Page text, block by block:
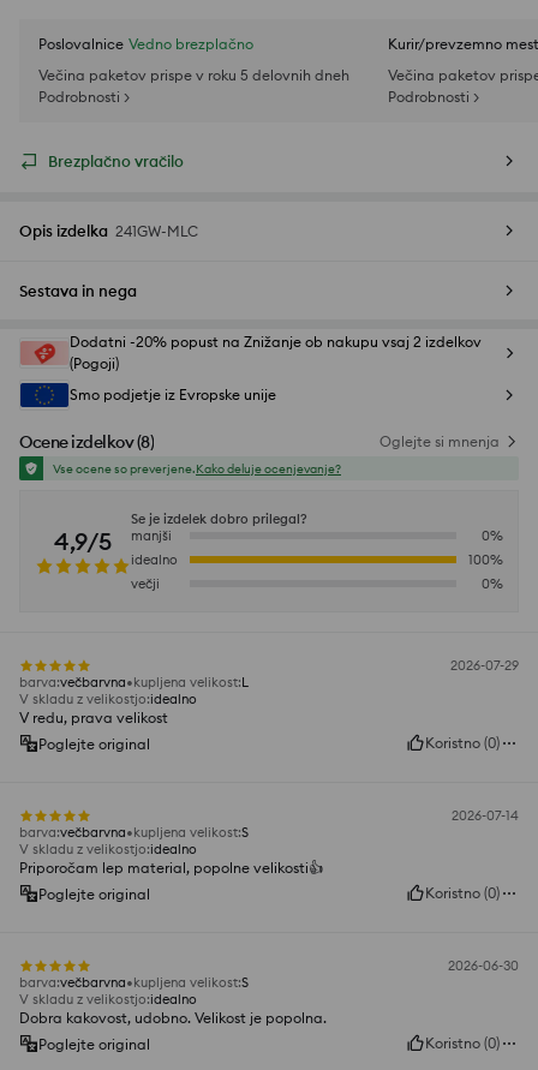
Poslovalnice Vedno brezplačno
Večina paketov prispe v roku 5 delovnih dneh
Podrobnosti >
Kurir/prevzemno
Večina paketov
Podrobnosti >
Brezplačno vračilo
Opis izdelka 241GW-MLC
Sestava in nega
Dodatni -20% popust na Znižanje ob nakupu vsaj 2 izdelkov
(Pogoji)
Smo podjetje iz Evropske unije
Ocene izdelkov(8) Oglejte si mnenja
Vse ocene so preverjene.Kako deluje ocenjevanje?
4,9/5
Se je izdelek dobro prilegal?
manjši
0%
idealno
100%
večji
0%
2026-07-29
barva:večbarvna kupljena velikost:L
V skladu z velikostjo:idealno
V redu, prava velikost
Poglejte original
Koristno (0)
2026-07-14
barva:večbarvna kupljena velikost:S
V skladu z velikostjo:idealno
Priporočam lep material, popolne velikosti👍️
Poglejte original
Koristno (0)
2026-06-30
barva:večbarvna kupljena velikost:S
V skladu z velikostjo:idealno
Dobra kakovost, udobno. Velikost je popolna.
Poglejte original
Koristno (0)